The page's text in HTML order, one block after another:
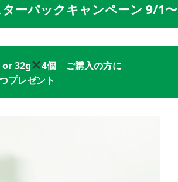
ーパックキャンペーン 9/1〜
or 32g
4個 ご購入の方に
プレゼント